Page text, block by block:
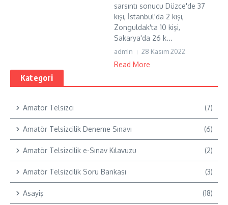
sarsıntı sonucu Düzce'de 37
kişi, İstanbul'da 2 kişi,
Zonguldak'ta 10 kişi,
Sakarya'da 26 k...
admin 28 Kasım 2022
Read More
Kategori
Amatör Telsizci (7)
Amatör Telsizcilik Deneme Sınavı (6)
Amatör Telsizcilik e-Sınav Kılavuzu (2)
Amatör Telsizcilik Soru Bankası (3)
Asayiş (18)